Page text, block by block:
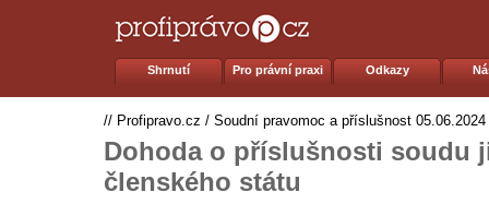
Shrnutí Pro právní praxi Odkazy
// Profipravo.cz / Soudní pravomoc a příslušnost 05.06.2024
Dohoda o příslušnosti soudu
členského státu